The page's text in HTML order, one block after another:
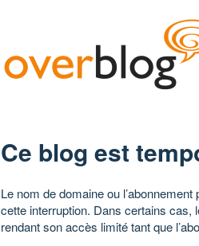
Ce blog est
Le nom de domaine ou
cette interruption. Dans certains cas,
rendant son accès limité tant que